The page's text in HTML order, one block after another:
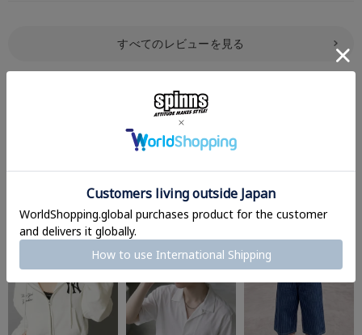
※ご注意
モニターの設定状況によって、実際の商品と 若干色が異なる場合がございま
あらかじめご了承ください。
ご注文が殺到した場合ズレが生じ 欠品となる場合があります。
すべてのレビューを見る
レビューを書いて感想をシェア
買うなら一緒にコレもどう？